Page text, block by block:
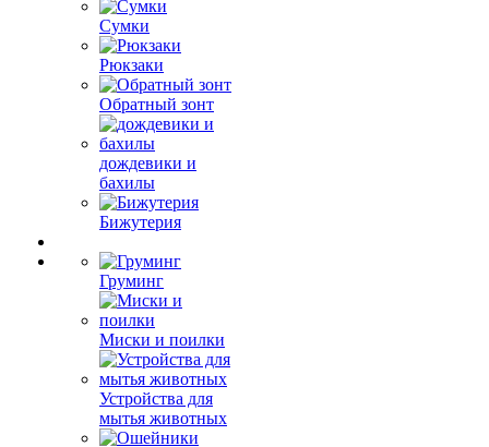
Сумки
Рюкзаки
Обратный зонт
дождевики и
бахилы
Бижутерия
Груминг
Миски и поилки
Устройства для
мытья животных